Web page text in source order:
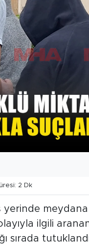
2 Dk
yerinde
ilgili
sırada